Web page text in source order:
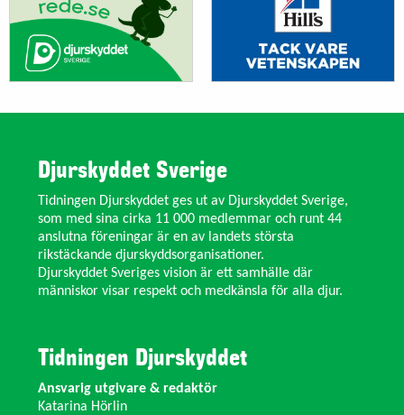
Djurskyddet Sverige
Tidningen Djurskyddet ges ut av Djurskyddet Sverige,
som med sina cirka 11 000 medlemmar och runt 44
anslutna föreningar är en av landets största
rikstäckande djurskyddsorganisationer.
Djurskyddet Sveriges vision är ett samhälle där
människor visar respekt och medkänsla för alla djur.
Tidningen Djurskyddet
Ansvarig utgivare & redaktör
Katarina Hörlin